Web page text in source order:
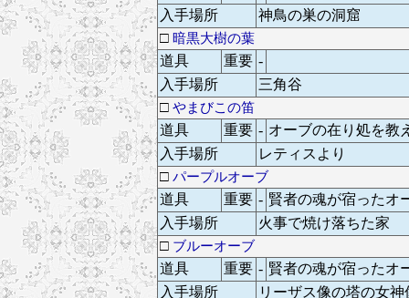
入手場所
神鳥の巣の洞窟
□ 暗黒大樹の葉
道具 重要 -
入手場所
三角谷
□ やまびこの笛
道具 重要 - オーブの在り処を教
入手場所
レティスより
□ パープルオーブ
道具 重要 - 賢者の魂が宿ったオ
入手場所
火事で焼け落ちた家
□ ブルーオーブ
道具 重要 - 賢者の魂が宿ったオ
入手場所
リーザス像の塔の女神